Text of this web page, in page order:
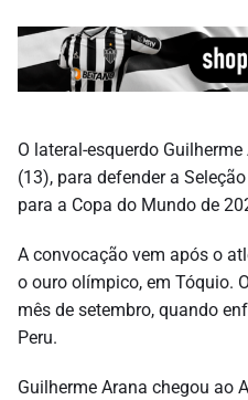
O lateral-esquerdo
(13), para defender a
para a Copa do Mundo de
A convocação vem após o
o ouro olímpico, em Tóquio.
mês de setembro, quando
Peru.
Guilherme Arana chegou ao